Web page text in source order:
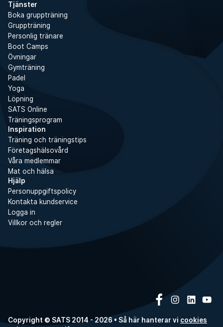
Tjänster
Boka gruppträning
Gruppträning
Personlig tränare
Boot Camps
Övningar
Gymträning
Padel
Yoga
Löpning
SATS Online
Träningsprogram
Inspiration
Träning och träningstips
Företagshälsovård
Våra medlemmar
Mat och hälsa
Hjälp
Personuppgiftspolicy
Kontakta kundservice
Logga in
Villkor och regler
Copyright © SATS 2014 - 2026 • Så här hanterar vi cookies